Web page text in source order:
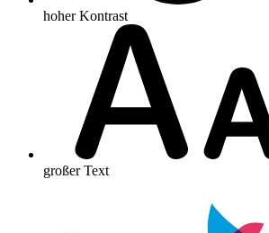
hoher Kontrast
großer Text